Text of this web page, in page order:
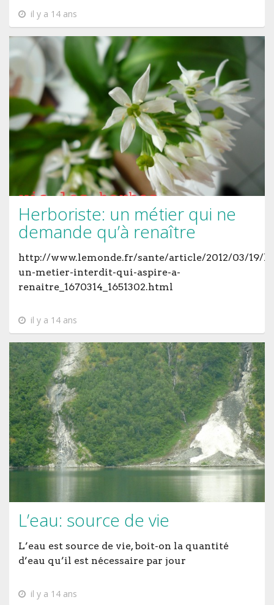
il y a 14 ans
Herboriste: un métier qui ne
demande qu’à renaître
http://www.lemonde.fr/sante/article/2012/03/19/
un-metier-interdit-qui-aspire-a-
renaitre_1670314_1651302.html
il y a 14 ans
L’eau: source de vie
L’eau est source de vie, boit-on la quantité
d’eau qu’il est nécessaire par jour
il y a 14 ans